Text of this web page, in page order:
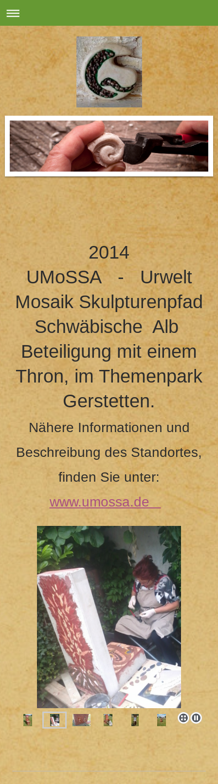
2014
UMoSSA - Urwelt
Mosaik Skulpturenpfad
Schwäbische Alb
Beteiligung mit einem
Thron, im Themenpark
Gerstetten.
Nähere Informationen und
Beschreibung des Standortes,
finden Sie unter:
www.umossa.de